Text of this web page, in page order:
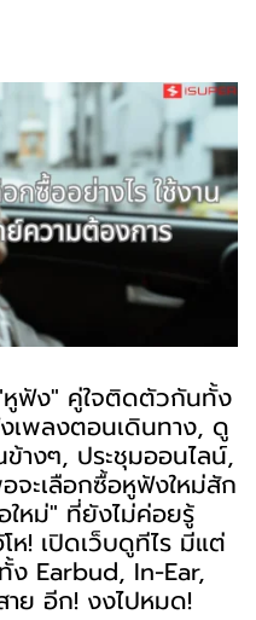
หูฟัง" คู่ใจติดตัวกันทั้ง
งเพลงตอนเดินทาง, ดู
างๆ, ประชุมออนไลน์,
จะเลือกซื้อหูฟังใหม่สัก
ใหม่" ที่ยังไม่ค่อยรู้
โห! เปิดเว็บดูทีไร มีแต่
Earbud, In-Ear,
าย อีก! งงไปหมด!